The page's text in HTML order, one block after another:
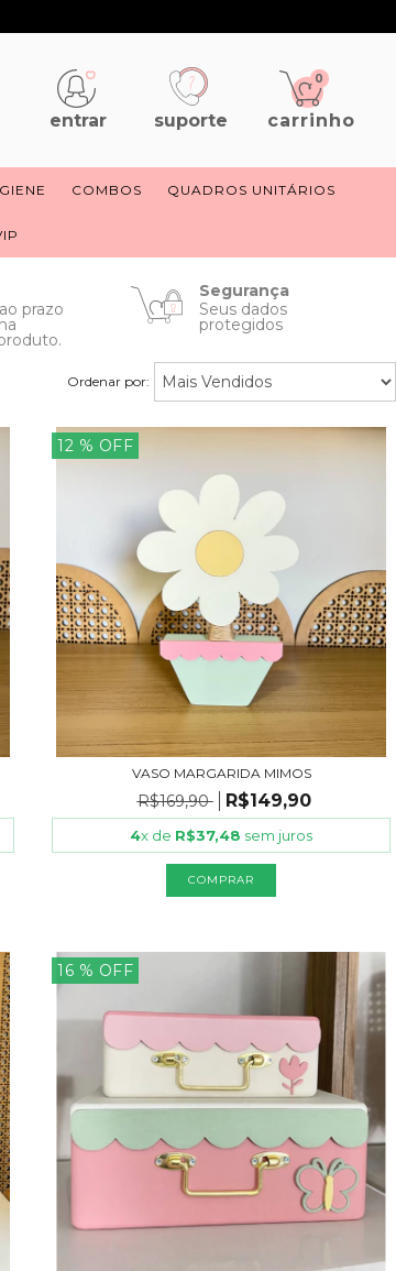
entrar suporte carrinho
0
COMBOS QUADROS UNITÁRIOS
prazo
Segurança
Seus dados
protegidos
Ordenar por:
12 % OFF
VASO MARGARIDA MIMOS
R$169,90 R$149,90
4x de R$37,48 sem juros
16 % OFF